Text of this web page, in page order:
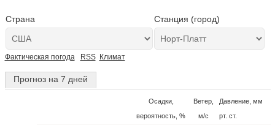
Страна Станция (город)
Фактическая погода RSS Климат
Прогноз на 7 дней
Осадки,
вероятность, %
Ветер,
м/с
Давление, мм
рт. ст.